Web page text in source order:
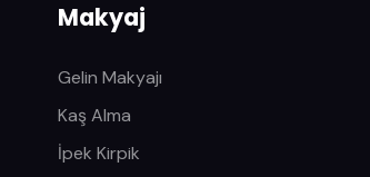
Makyaj
Gelin Makyajı
Kaş Alma
İpek Kirpik